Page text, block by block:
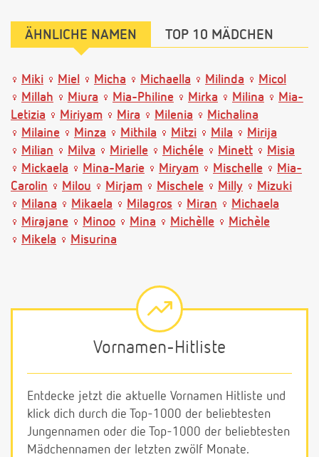
ÄHNLICHE NAMEN TOP 10 MÄDCHEN
Miki Miel Micha Michaella Milinda
Micol
Millah
Miura Mia-Philine Mirka Milina
Mia-
Letizia
Miriyam Mira Milenia
Michalina
Milaine
Minza Mithila Mitzi Mila
Mirija
Milian
Milva Mirielle Michéle Minett
Misia
Mickaela
Mina-Marie Miryam Mischelle
Mia-
Carolin
Milou Mirjam Mischele Milly
Mizuki
Milana
Mikaela Milagros Miran
Michaela
Mirajane
Minoo Mina Michèlle
Michèle
Mikela
Misurina
Vornamen-Hitliste
Entdecke jetzt die aktuelle Vornamen Hitliste und
klick dich durch die Top-1000 der beliebtesten
Jungennamen oder die Top-1000 der beliebtesten
Mädchennamen der letzten zwölf Monate.